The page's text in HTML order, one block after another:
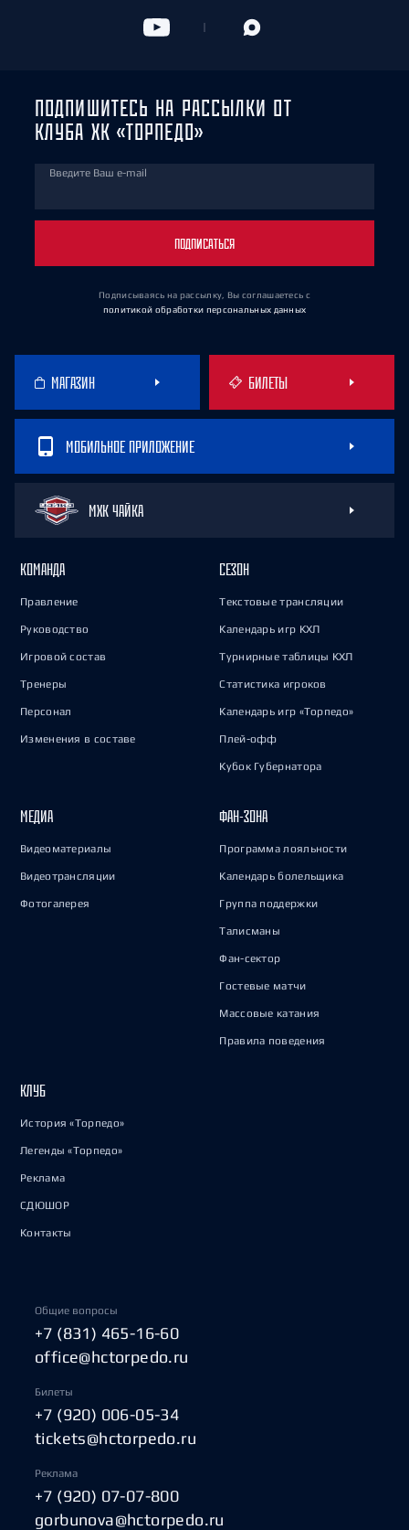
ПОДПИШИТЕСЬ НА РАССЫЛКИ ОТ
КЛУБА ХК «ТОРПЕДО»
Введите Ваш e-mail
ПОДПИСАТЬСЯ
Подписываясь на рассылку, Вы соглашаетесь с
политикой обработки персональных данных
МАГАЗИН БИЛЕТЫ
МОБИЛЬНОЕ ПРИЛОЖЕНИЕ
МХК ЧАЙКА
КОМАНДА
Правление
Руководство
Игровой состав
Тренеры
Персонал
Изменения в составе
СЕЗОН
Текстовые трансляции
Календарь игр КХЛ
Турнирные таблицы КХЛ
Статистика игроков
Календарь игр «Торпедо»
Плей-офф
Кубок Губернатора
МЕДИА
Видеоматериалы
Видеотрансляции
Фотогалерея
ФАН-ЗОНА
Программа лояльности
Календарь болельщика
Группа поддержки
Талисманы
Фан-сектор
Гостевые матчи
Массовые катания
Правила поведения
КЛУБ
История «Торпедо»
Легенды «Торпедо»
Реклама
СДЮШОР
Контакты
Общие вопросы
+7 (831) 465-16-60
office@hctorpedo.ru
Билеты
+7 (920) 006-05-34
tickets@hctorpedo.ru
Реклама
+7 (920) 07-07-800
gorbunova@hctorpedo.ru